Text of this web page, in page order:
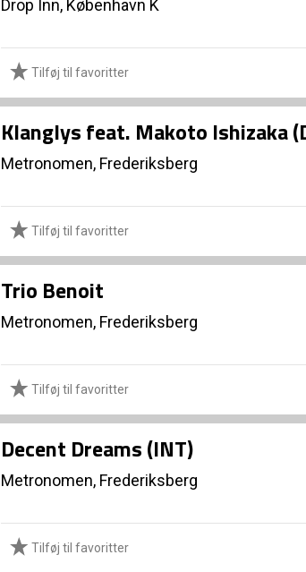
Drop Inn, København K
Tilføj til favoritter
Klanglys feat. Makoto Ishizaka
Metronomen, Frederiksberg
Tilføj til favoritter
Trio Benoit
Metronomen, Frederiksberg
Tilføj til favoritter
Decent Dreams (INT)
Metronomen, Frederiksberg
Tilføj til favoritter